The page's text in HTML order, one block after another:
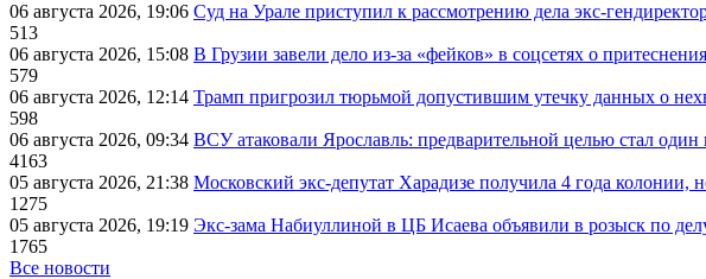
06 августа 2026, 19:06 Суд на Урале приступил к рассмотрению дела экс-
513
06 августа 2026, 15:08 В Грузии завели дело из-за «фейков» в соцсетях о
579
06 августа 2026, 12:14 Трамп пригрозил тюрьмой допустившим утечку данных о
598
06 августа 2026, 09:34 ВСУ атаковали Ярославль: предварительной целью стал
4163
05 августа 2026, 21:38 Московский экс-депутат Харадизе получила 4 года колонии,
1275
05 августа 2026, 19:19 Экс-зама Набиуллиной в ЦБ Исаева объявили в розыск по
1765
Все новости